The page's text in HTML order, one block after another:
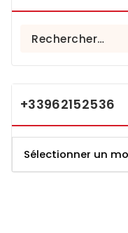
Rechercher :
+33962152536
+33962152536